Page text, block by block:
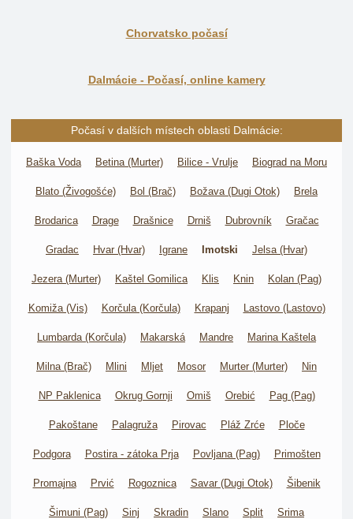
Chorvatsko počasí
Dalmácie - Počasí, online kamery
Počasí v dalších místech oblasti Dalmácie:
Baška Voda Betina (Murter) Bilice - Vrulje Biograd na Moru
Blato (Živogošće) Bol (Brač) Božava (Dugi Otok) Brela
Brodarica Drage Drašnice Drniš Dubrovník Gračac
Gradac Hvar (Hvar) Igrane Imotski Jelsa (Hvar)
Jezera (Murter) Kaštel Gomilica Klis Knin Kolan (Pag)
Komiža (Vis) Korčula (Korčula) Krapanj Lastovo (Lastovo)
Lumbarda (Korčula) Makarská Mandre Marina Kaštela
Milna (Brač) Mlini Mljet Mosor Murter (Murter) Nin
NP Paklenica Okrug Gornji Omiš Orebić Pag (Pag)
Pakoštane Palagruža Pirovac Pláž Zrće Ploče
Podgora Postira - zátoka Prja Povljana (Pag) Primošten
Promajna Prvić Rogoznica Savar (Dugi Otok) Šibenik
Šimuni (Pag) Sinj Skradin Slano Split Srima